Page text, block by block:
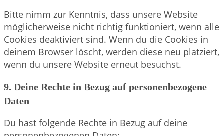
Bitte nimm zur Kenntnis, dass unsere Website
möglicherweise nicht richtig funktioniert, wenn alle
Cookies deaktiviert sind. Wenn du die Cookies in
deinem Browser löscht, werden diese neu platziert,
wenn du unsere Website erneut besuchst.
9. Deine Rechte in Bezug auf personenbezogene
Daten
Du hast folgende Rechte in Bezug auf deine